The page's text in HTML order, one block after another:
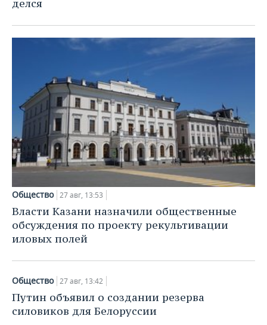
делся
Общество 27 авг, 13:53
Власти Казани назначили общественные
обсуждения по проекту рекультивации
иловых полей
Общество 27 авг, 13:42
Путин объявил о создании резерва
силовиков для Белоруссии